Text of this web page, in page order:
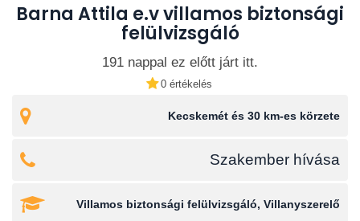
Barna Attila e.v villamos biztonsági
felülvizsgáló
191 nappal ez előtt járt itt.
0 értékelés
Kecskemét és 30 km-es körzete
Szakember hívása
Villamos biztonsági felülvizsgáló, Villanyszerelő